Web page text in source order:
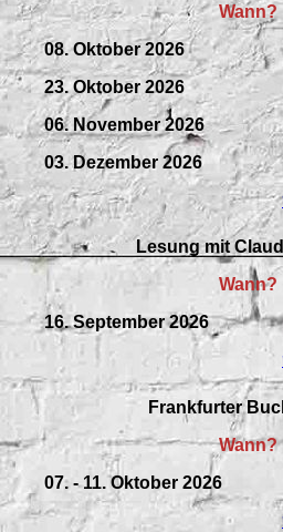
Wann?
08. Oktober 2026
23. Oktober 2026
06. November 2026
03. Dezember 2026
Lesung mit
Wann?
16. September 2026
Frankfurter
Wann?
07. - 11. Oktober 2026